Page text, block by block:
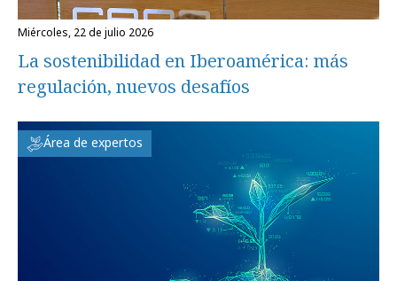
miércoles, 22 de julio 2026
La sostenibilidad en Iberoamérica: más
regulación, nuevos desafíos
Área de expertos